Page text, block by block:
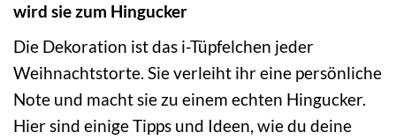
wird sie zum Hingucker
Die Dekoration ist das i-Tüpfelchen jeder
Weihnachtstorte. Sie verleiht ihr eine persönliche
Note und macht sie zu einem echten Hingucker.
Hier sind einige Tipps und Ideen, wie du deine